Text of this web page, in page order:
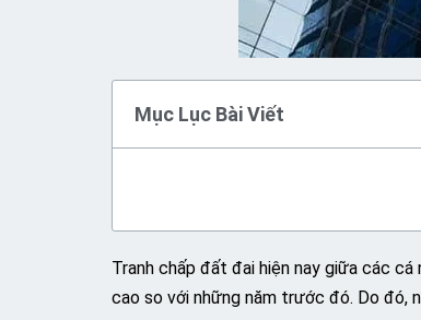
Mục Lục Bài Viết
Tranh chấp đất đai hiện nay giữa các
cao so với những năm trước đó. Do đó,